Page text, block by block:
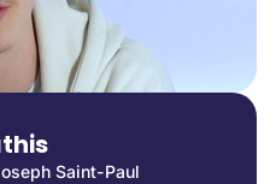
Saint-Paul